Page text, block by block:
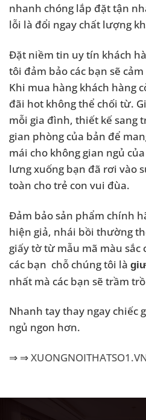
nhanh chóng lắp đặt tận
lỗi là đổi ngay chất lượng
Đặt niềm tin uy tín khách
tôi đảm bảo các bạn sẽ
Khi mua hàng khách hàng
đãi hot không thể chối từ.
mỗi gia đình, thiết kế sang
gian phòng của bản để
mái cho không gian ngủ
lưng xuống bạn đã rơi vào
toàn cho trẻ con vui đùa.
Đảm bảo sản phẩm chính
hiện giả, nhái bồi thường
giấy tờ từ mẫu mã màu sắc
các bạn chỗ chúng tôi là
nhất mà các bạn sẽ trầm
Nhanh tay thay ngay chiếc
ngủ ngon hơn.
⇒ ⇒